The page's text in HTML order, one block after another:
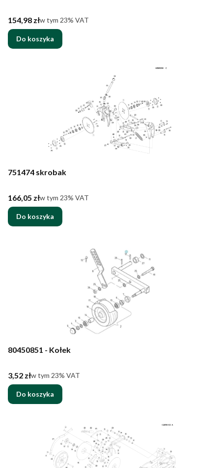
Cena brutto
154,98 złw tym %s VAT
w tym 23% VAT
Do koszyka
751474 skrobak
Cena brutto
166,05 złw tym %s VAT
w tym 23% VAT
Do koszyka
80450851 - Kołek
Cena brutto
3,52 złw tym %s VAT
w tym 23% VAT
Do koszyka